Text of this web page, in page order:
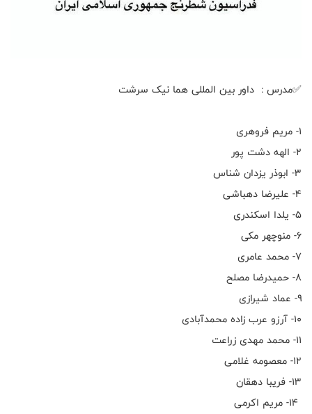
✅مدرس : داور بین المللی هما نیک سرشت
۱- مریم فروهری
۲- الهه دشت پور
۳- ابوذر یزدان شناس
۴- علیرضا دهباشی
۵- یلدا اسکندری
۶- منوچهر مکی
۷- محمد عامری
۸- حمیدرضا مصلح
۹- عماد شیرازی
۱۰- آرزو عرب زاده محمدآبادی
۱۱- محمد مهدی زراعت
۱۲- معصومه غلامی
۱۳- فریبا دهقان